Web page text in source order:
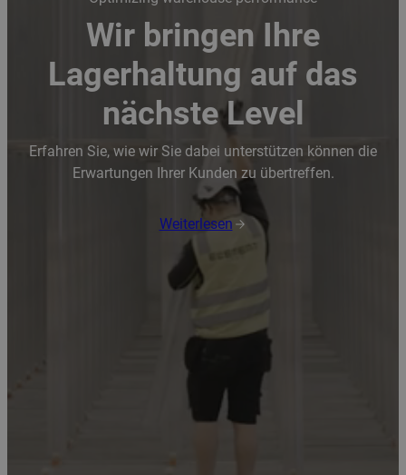
Wir bringen Ihre
Lagerhaltung auf das
nächste Level
Erfahren Sie, wie wir Sie dabei unterstützen können die
Erwartungen Ihrer Kunden zu übertreffen.
Weiterlesen